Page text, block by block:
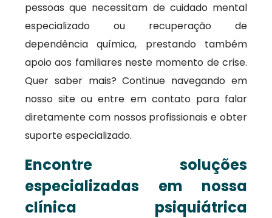
pessoas que necessitam de cuidado mental
especializado ou recuperação de
dependência química, prestando também
apoio aos familiares neste momento de crise.
Quer saber mais? Continue navegando em
nosso site ou entre em contato para falar
diretamente com nossos profissionais e obter
suporte especializado.
Encontre soluções
especializadas em nossa
clínica psiquiátrica